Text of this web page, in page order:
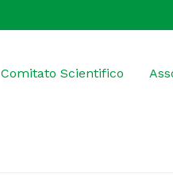
Comitato Scientifico